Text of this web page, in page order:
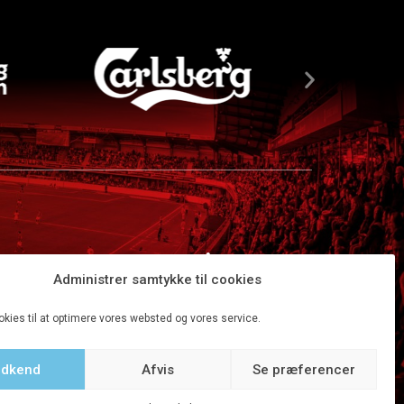
Administrer samtykke til cookies
til at optimere vores websted og vores service.
Afvis Se præferencer